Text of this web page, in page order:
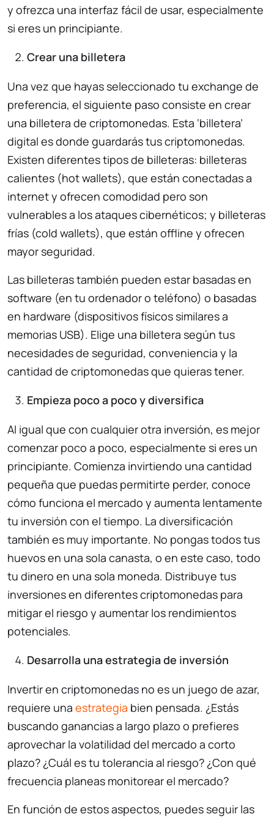
y ofrezca una interfaz fácil de usar, especialmente
si eres un principiante.
Crear una billetera
Una vez que hayas seleccionado tu exchange de
preferencia, el siguiente paso consiste en crear
una billetera de criptomonedas. Esta ‘billetera’
digital es donde guardarás tus criptomonedas.
Existen diferentes tipos de billeteras: billeteras
calientes (hot wallets), que están conectadas a
internet y ofrecen comodidad pero son
vulnerables a los ataques cibernéticos; y billeteras
frías (cold wallets), que están offline y ofrecen
mayor seguridad.
Las billeteras también pueden estar basadas en
software (en tu ordenador o teléfono) o basadas
en hardware (dispositivos físicos similares a
memorias USB). Elige una billetera según tus
necesidades de seguridad, conveniencia y la
cantidad de criptomonedas que quieras tener.
Empieza poco a poco y diversifica
Al igual que con cualquier otra inversión, es mejor
comenzar poco a poco, especialmente si eres un
principiante. Comienza invirtiendo una cantidad
pequeña que puedas permitirte perder, conoce
cómo funciona el mercado y aumenta lentamente
tu inversión con el tiempo. La diversificación
también es muy importante. No pongas todos tus
huevos en una sola canasta, o en este caso, todo
tu dinero en una sola moneda. Distribuye tus
inversiones en diferentes criptomonedas para
mitigar el riesgo y aumentar los rendimientos
potenciales.
Desarrolla una estrategia de inversión
Invertir en criptomonedas no es un juego de azar,
requiere una estrategia bien pensada. ¿Estás
buscando ganancias a largo plazo o prefieres
aprovechar la volatilidad del mercado a corto
plazo? ¿Cuál es tu tolerancia al riesgo? ¿Con qué
frecuencia planeas monitorear el mercado?
En función de estos aspectos, puedes seguir las